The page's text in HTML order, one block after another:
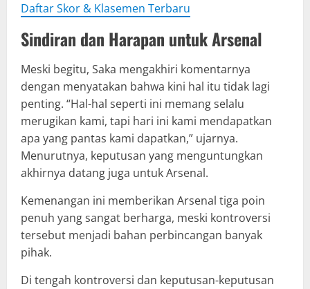
Daftar Skor & Klasemen Terbaru
Sindiran dan Harapan untuk Arsenal
Meski begitu, Saka mengakhiri komentarnya
dengan menyatakan bahwa kini hal itu tidak lagi
penting. “Hal-hal seperti ini memang selalu
merugikan kami, tapi hari ini kami mendapatkan
apa yang pantas kami dapatkan,” ujarnya.
Menurutnya, keputusan yang menguntungkan
akhirnya datang juga untuk Arsenal.
Kemenangan ini memberikan Arsenal tiga poin
penuh yang sangat berharga, meski kontroversi
tersebut menjadi bahan perbincangan banyak
pihak.
Di tengah kontroversi dan keputusan-keputusan